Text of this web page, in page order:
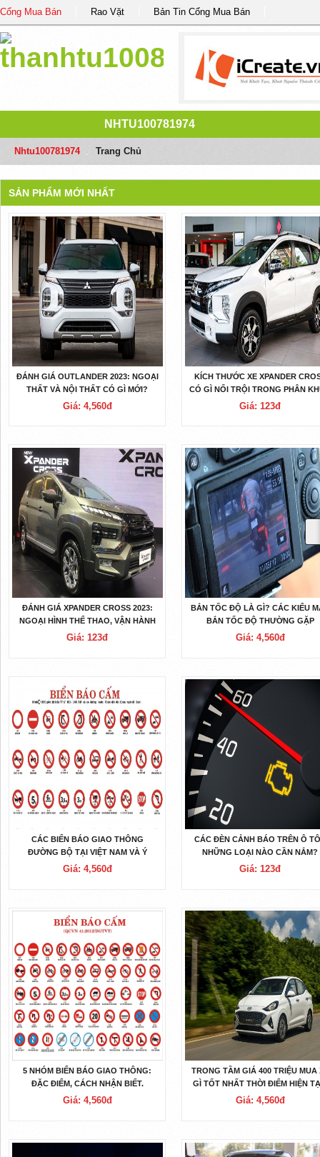
Cổng Mua Bán Rao Vặt Bản Tin Cổng Mua Bán
NHTU100781974
Nhtu100781974 Trang Chủ
SẢN PHẨM MỚI NHẤT
ĐÁNH GIÁ OUTLANDER 2023: NGOẠI
THẤT VÀ NỘI THẤT CÓ GÌ MỚI?
Giá: 4,560đ
KÍCH THƯỚC XE XPANDER
CÓ GÌ NỔI TRỘI TRONG PHÂN
XE 7 CHỖ?
Giá: 123đ
ĐÁNH GIÁ XPANDER CROSS 2023:
NGOẠI HÌNH THỂ THAO, VẬN HÀNH
BỀN BỈ
Giá: 123đ
BẮN TỐC ĐỘ LÀ GÌ? CÁC KIỂU
BẮN TỐC ĐỘ THƯỜNG GẶP
Giá: 4,560đ
CÁC BIỂN BÁO GIAO THÔNG
ĐƯỜNG BỘ TẠI VIỆT NAM VÀ Ý
NGHĨA CỦA CHÚNG
Giá: 4,560đ
CÁC ĐÈN CẢNH BÁO TRÊN Ô
NHỮNG LOẠI NÀO CẦN NẮM?
Giá: 123đ
5 NHÓM BIỂN BÁO GIAO THÔNG:
ĐẶC ĐIỂM, CÁCH NHẬN BIẾT.
Giá: 4,560đ
TRONG TẦM GIÁ 400 TRIỆU MUA
GÌ TỐT NHẤT THỜI ĐIỂM HIỆN
Giá: 4,560đ